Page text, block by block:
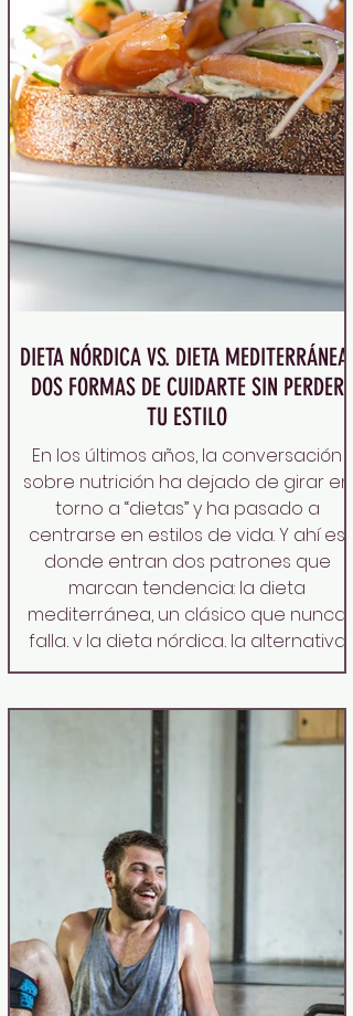
DIETA NÓRDICA VS. DIETA MEDITERRÁNEA,
DOS FORMAS DE CUIDARTE SIN PERDER
TU ESTILO
En los últimos años, la conversación
sobre nutrición ha dejado de girar en
torno a “dietas” y ha pasado a
centrarse en estilos de vida. Y ahí es
donde entran dos patrones que
marcan tendencia: la dieta
mediterránea, un clásico que nunca
falla, y la dieta nórdica, la alternativa
escandinava que ha ganado terreno
sostenibilidad y una forma de comer
más consciente. Ambas funcionan.
Ambas están respaldadas por
estudios. Pero cada una encaja en un